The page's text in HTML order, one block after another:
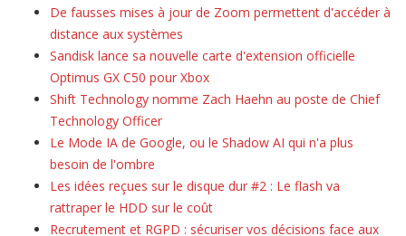
De fausses mises à jour de Zoom permettent d'accéder à
distance aux systèmes
Sandisk lance sa nouvelle carte d'extension officielle
Optimus GX C50 pour Xbox
Shift Technology nomme Zach Haehn au poste de Chief
Technology Officer
Le Mode IA de Google, ou le Shadow AI qui n'a plus
besoin de l'ombre
Les idées reçues sur le disque dur #2 : Le flash va
rattraper le HDD sur le coût
Recrutement et RGPD : sécuriser vos décisions face aux